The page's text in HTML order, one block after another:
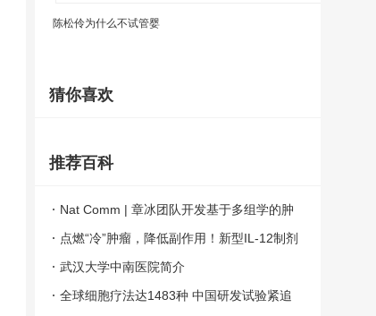
陈松伶为什么不试管婴
猜你喜欢
推荐百科
Nat Comm | 章冰团队开发基于多组学的肿
瘤特异性抗原预测流程
点燃“冷”肿瘤，降低副作用！新型IL-12制剂
放大PD-1抗体疗效 | Nature子刊
武汉大学中南医院简介
全球细胞疗法达1483种 中国研发试验紧追